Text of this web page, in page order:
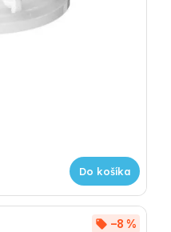
Do košíka
–8 %